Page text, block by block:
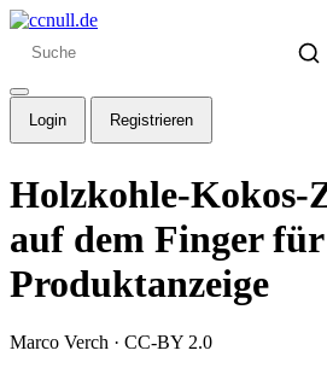
Login Registrieren
Holzkohle-Kokos-
auf dem Finger
Produktanzeige
Marco Verch · CC-BY 2.0